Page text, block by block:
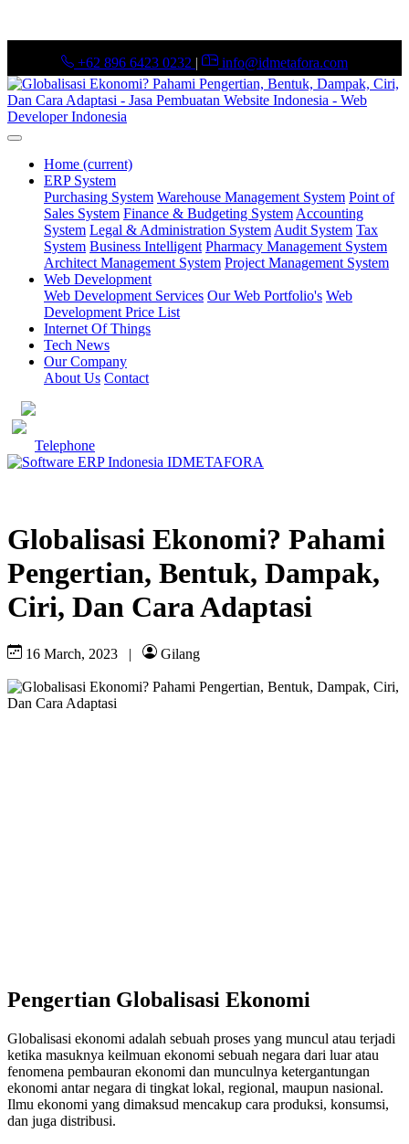
+62 896 6423 0232 | info@idmetafora.com
Home (current)
ERP System
Purchasing System Warehouse Management System Point of
Sales System Finance & Budgeting System Accounting
System Legal & Administration System Audit System Tax
System Business Intelligent Pharmacy Management System
Architect Management System Project Management System
Web Development
Web Development Services Our Web Portfolio's Web
Development Price List
Internet Of Things
Tech News
Our Company
About Us Contact
Telephone
Globalisasi Ekonomi? Pahami
Pengertian, Bentuk, Dampak,
Ciri, Dan Cara Adaptasi
16 March, 2023 | Gilang
Pengertian Globalisasi Ekonomi
Globalisasi ekonomi adalah sebuah proses yang muncul atau terjadi
ketika masuknya keilmuan ekonomi sebuah negara dari luar atau
fenomena pembauran ekonomi dan munculnya ketergantungan
ekonomi antar negara di tingkat lokal, regional, maupun nasional.
Ilmu ekonomi yang dimaksud mencakup cara produksi, konsumsi,
dan juga distribusi.